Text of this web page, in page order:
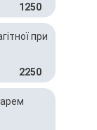
1250
при
2250